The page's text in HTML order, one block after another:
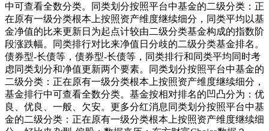
中可查看全数分类。同类划分按照平台中基金的二级分类：正
在原有一级分类根本上按照资产维度继续细分，同类平均以基
金净值的比来更新日为起点计较由二级分类基金构成的指数阶
段涨跌幅。同类排行对比来净值日分歧的二级分类基金排名。
债券型-长债等，债券型-长债等，同类排行和同类平均同时考
虑同类划分和净值更新两个要素。同类划分按照平台中基金的
二级分类：正在原有一级分类根本上按照资产维度继续细分，
基金排行中可查看全数分类。基金按相对排名的凹凸分为：优
良、优良、一般、欠安。更多分红消息同类划分按照平台中基
金的二级分类：正在原有一级分类根本上按照资产维度继续细